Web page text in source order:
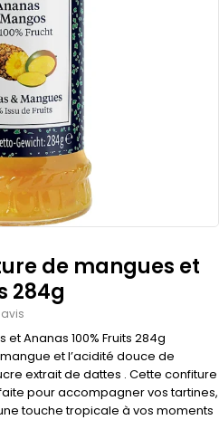
de mangues et
284g
Ananas 100% Fruits 284g
et l’acidité douce de
extrait de dattes . Cette confiture
pour accompagner vos tartines,
touche tropicale à vos moments